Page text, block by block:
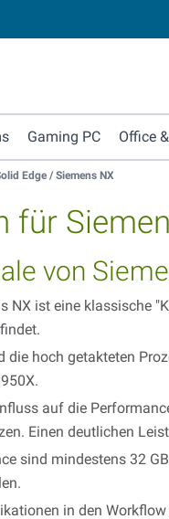
Gaming PC Office
Edge / Siemens NX
für
von
NX ist eine klassische
die hoch getakteten
auf die
Einen deutlichen
sind mindestens 32
in den